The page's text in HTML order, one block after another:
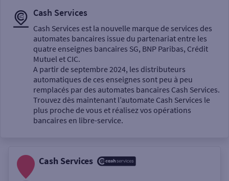
Sélectionnez votre recherche
Un service
Autour de moi
Cash Services
Cash Services est la nouvelle marque de services des
automates bancaires issue du partenariat entre les
quatre enseignes bancaires SG, BNP Paribas, Crédit
Mutuel et CIC.
A partir de septembre 2024, les distributeurs
automatiques de ces enseignes sont peu à peu
remplacés par des automates bancaires Cash Services.
Trouvez dès maintenant l’automate Cash Services le
plus proche de vous et réalisez vos opérations
bancaires en libre-service.
Cash Services